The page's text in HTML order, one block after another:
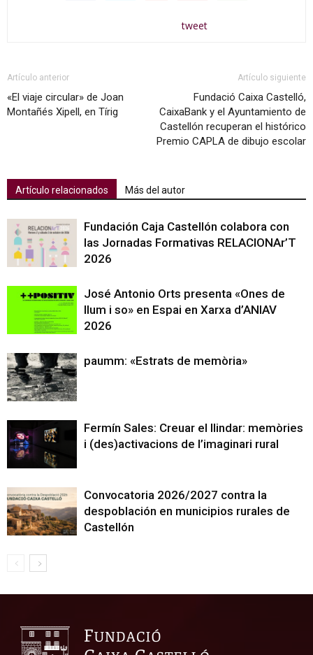
tweet
Artículo anterior
«El viaje circular» de Joan
Montañés Xipell, en Tírig
Artículo siguiente
Fundació Caixa Castelló,
CaixaBank y el Ayuntamiento de
Castellón recuperan el histórico
Premio CAPLA de dibujo escolar
Artículo relacionados Más del autor
Fundación Caja Castellón colabora con
las Jornadas Formativas RELACIONAr’T
2026
José Antonio Orts presenta «Ones de
llum i so» en Espai en Xarxa d’ANIAV
2026
paumm: «Estrats de memòria»
Fermín Sales: Creuar el llindar: memòries
i (des)activacions de l’imaginari rural
Convocatoria 2026/2027 contra la
despoblación en municipios rurales de
Castellón